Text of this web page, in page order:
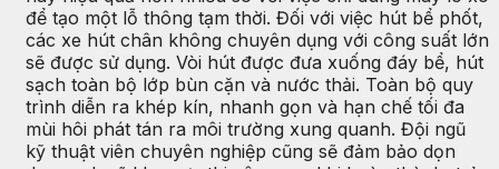
để tạo một lỗ thông tạm thời. Đối với việc hút bể phốt,
các xe hút chân không chuyên dụng với công suất lớn
sẽ được sử dụng. Vòi hút được đưa xuống đáy bể, hút
sạch toàn bộ lớp bùn cặn và nước thải. Toàn bộ quy
trình diễn ra khép kín, nhanh gọn và hạn chế tối đa
mùi hôi phát tán ra môi trường xung quanh. Đội ngũ
kỹ thuật viên chuyên nghiệp cũng sẽ đảm bảo dọn